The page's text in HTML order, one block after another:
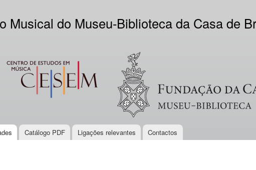
content
Musical do Museu-Biblioteca da Casa de
CESEM Logo VV
Catálogo PDF Ligações relevantes Contactos